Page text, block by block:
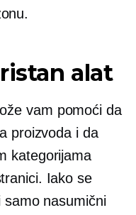
alat
vam pomoći da
proizvoda i da
kategorijama
Iako se
samo nasumični